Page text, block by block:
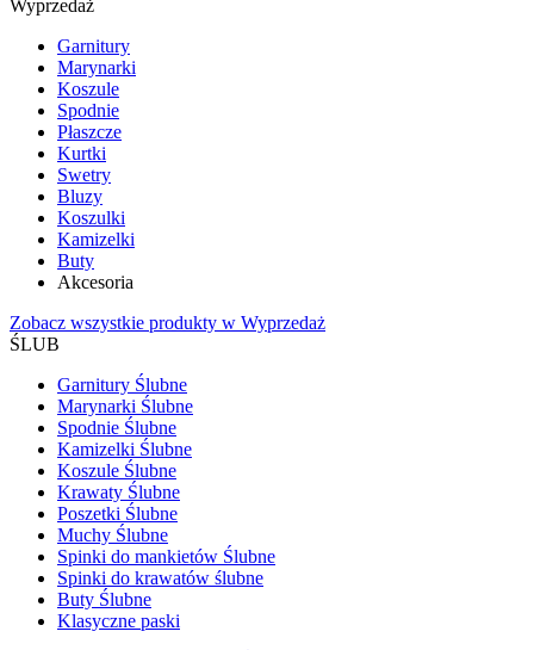
Wyprzedaż
Garnitury
Marynarki
Koszule
Spodnie
Płaszcze
Kurtki
Swetry
Bluzy
Koszulki
Kamizelki
Buty
Akcesoria
Zobacz wszystkie produkty w Wyprzedaż
ŚLUB
Garnitury Ślubne
Marynarki Ślubne
Spodnie Ślubne
Kamizelki Ślubne
Koszule Ślubne
Krawaty Ślubne
Poszetki Ślubne
Muchy Ślubne
Spinki do mankietów Ślubne
Spinki do krawatów ślubne
Buty Ślubne
Klasyczne paski